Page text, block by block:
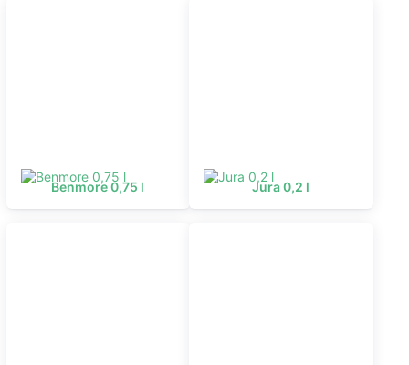
Benmore 0,75 l Jura 0,2 l